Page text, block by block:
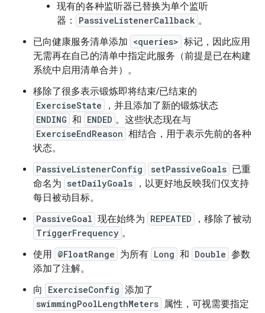
现有的各种监听器已替换为单个监听
器：
PassiveListenerCallback 。
已向健康服务清单添加 <queries> 标记，因此应用
无需再在自己的清单中指定此服务（前提是已在构建
系统中启用清单合并）。
移除了很多表示锻炼即将结束/已结束的
ExerciseState ，并且添加了新的锻炼状态
ENDING 和 ENDED 。这些状态现在与
ExerciseEndReason 相结合，用于表示先前的各种
状态。
PassiveListenerConfig setPassiveGoals 已重
命名为 setDailyGoals
，以更好地反映我们仅支持
每日被动目标。
PassiveGoal 现在始终为 REPEATED ，移除了被动
TriggerFrequency 。
使用 @FloatRange 为所有 Long 和 Double 参数
添加了注解。
向
ExerciseConfig 添加了
swimmingPoolLengthMeters 属性，可视需要指定